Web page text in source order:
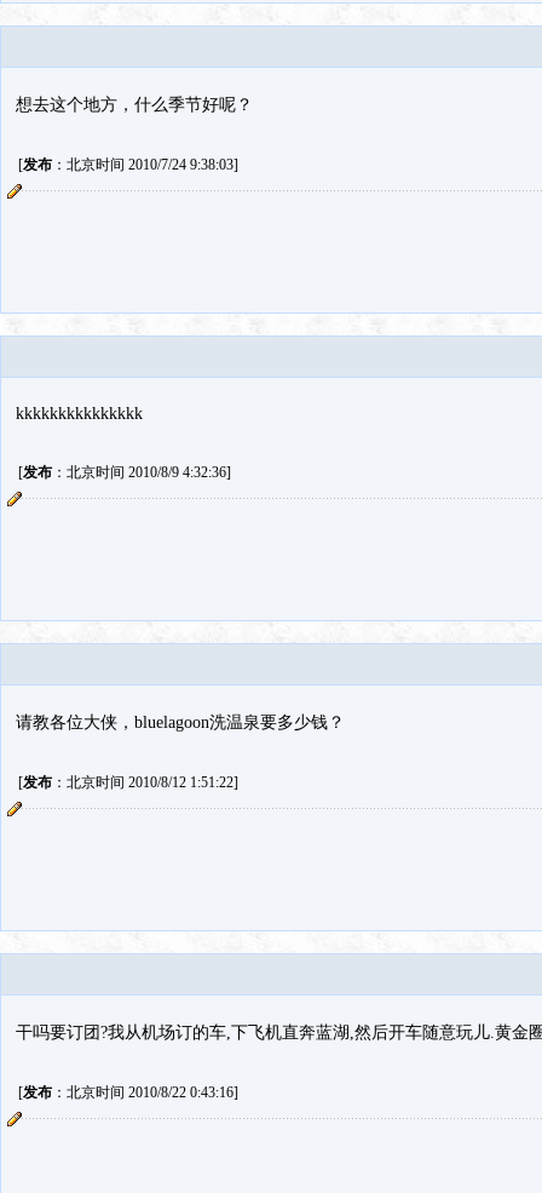
想去这个地方，什么季节好呢？
[发布：北京时间 2010/7/24 9:38:03]
kkkkkkkkkkkkkkk
[发布：北京时间 2010/8/9 4:32:36]
请教各位大侠，bluelagoon洗温泉要多少钱？
[发布：北京时间 2010/8/12 1:51:22]
干吗要订团?我从机场订的车,下飞机直奔蓝湖,然后开车随意玩儿.黄金
[发布：北京时间 2010/8/22 0:43:16]